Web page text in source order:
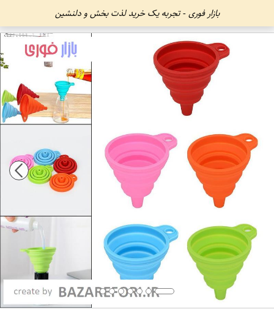
بازار فوری - تجربه یک خرید لذت بخش و دلنشین